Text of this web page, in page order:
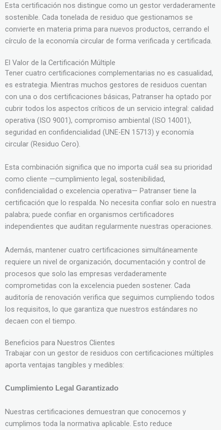
Esta certificación nos distingue como un gestor verdaderamente
sostenible. Cada tonelada de residuo que gestionamos se
convierte en materia prima para nuevos productos, cerrando el
círculo de la economía circular de forma verificada y certificada.
El Valor de la Certificación Múltiple
Tener cuatro certificaciones complementarias no es casualidad,
es estrategia. Mientras muchos gestores de residuos cuentan
con una o dos certificaciones básicas, Patranser ha optado por
cubrir todos los aspectos críticos de un servicio integral: calidad
operativa (ISO 9001), compromiso ambiental (ISO 14001),
seguridad en confidencialidad (UNE-EN 15713) y economía
circular (Residuo Cero).
Esta combinación significa que no importa cuál sea su prioridad
como cliente —cumplimiento legal, sostenibilidad,
confidencialidad o excelencia operativa— Patranser tiene la
certificación que lo respalda. No necesita confiar solo en nuestra
palabra; puede confiar en organismos certificadores
independientes que auditan regularmente nuestras operaciones.
Además, mantener cuatro certificaciones simultáneamente
requiere un nivel de organización, documentación y control de
procesos que solo las empresas verdaderamente
comprometidas con la excelencia pueden sostener. Cada
auditoría de renovación verifica que seguimos cumpliendo todos
los requisitos, lo que garantiza que nuestros estándares no
decaen con el tiempo.
Beneficios para Nuestros Clientes
Trabajar con un gestor de residuos con certificaciones múltiples
aporta ventajas tangibles y medibles:
Cumplimiento Legal Garantizado
Nuestras certificaciones demuestran que conocemos y
cumplimos toda la normativa aplicable. Esto reduce